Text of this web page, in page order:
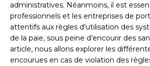
administratives. Néanmoins, il est
professionnels et les entreprises de
attentifs aux règles d’utilisation des
de la paie, sous peine d’encourir des
article, nous allons explorer les
encourues en cas de violation des